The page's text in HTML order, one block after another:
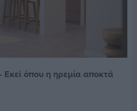
Εκεί όπου η ηρεμία αποκτά